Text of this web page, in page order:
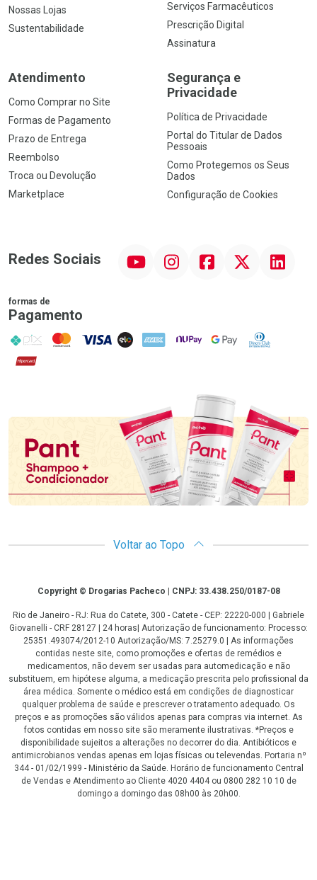
Nossas Lojas
Sustentabilidade
Serviços Farmacêuticos
Prescrição Digital
Assinatura
Atendimento
Como Comprar no Site
Formas de Pagamento
Prazo de Entrega
Reembolso
Troca ou Devolução
Marketplace
Segurança e
Privacidade
Política de Privacidade
Portal do Titular de Dados
Pessoais
Como Protegemos os Seus
Dados
Configuração de Cookies
Redes Sociais InstagramFacebookTwitter Linkedin
formas de
Pagamento
PIX MasterCard
VISA ELO AMEX NuPay Google PayDiners Club
Hipercard
Promoção em Destaque
Voltar ao Topo
CopyrightCopyright © Drogarias Pacheco | CNPJ: 33.438.250/0187-08
Rio de Janeiro - RJ: Rua do Catete, 300 - Catete - CEP: 22220-000 | Gabriele
Giovanelli - CRF 28127 | 24 horas| Autorização de funcionamento: Processo:
25351.493074/2012-10 Autorização/MS: 7.25279.0 | As informações
contidas neste site, como promoções e ofertas de remédios e
medicamentos, não devem ser usadas para automedicação e não
substituem, em hipótese alguma, a medicação prescrita pelo profissional da
área médica. Somente o médico está em condições de diagnosticar
qualquer problema de saúde e prescrever o tratamento adequado. Os
preços e as promoções são válidos apenas para compras via internet. As
fotos contidas em nosso site são meramente ilustrativas. *Preços e
disponibilidade sujeitos a alterações no decorrer do dia. Antibióticos e
antimicrobianos vendas apenas em lojas físicas ou televendas. Portaria nº
344 - 01/02/1999 - Ministério da Saúde. Horário de funcionamento Central
de Vendas e Atendimento ao Cliente 4020 4404 ou 0800 282 10 10 de
domingo a domingo das 08h00 às 20h00.